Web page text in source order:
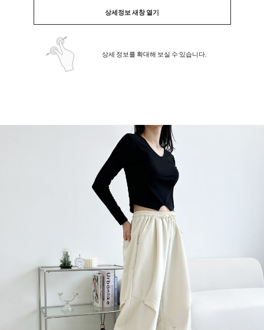
상세정보 새창 열기
상세 정보를 확대해 보실 수 있습니다.